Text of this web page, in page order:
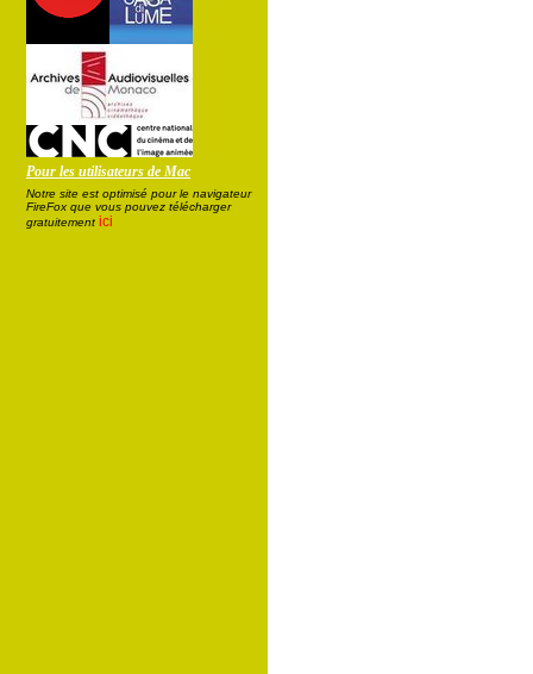
Pour les utilisateurs de Mac
Notre site est optimisé pour le navigateur
FireFox que vous pouvez télécharger
gratuitement ici